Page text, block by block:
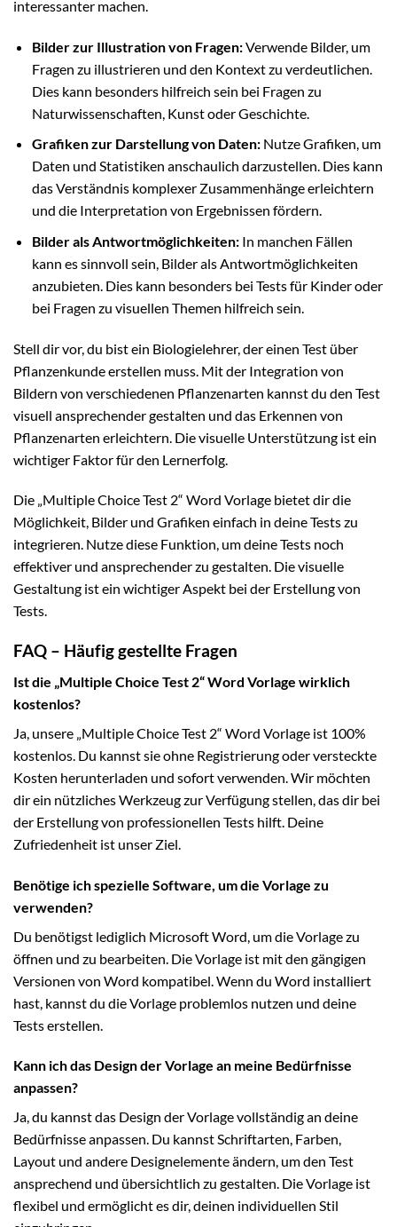
interessanter machen.
Bilder zur Illustration von Fragen:Verwende Bilder, um
Fragen zu illustrieren und den Kontext zu verdeutlichen.
Dies kann besonders hilfreich sein bei Fragen zu
Naturwissenschaften, Kunst oder Geschichte.
Grafiken zur Darstellung von Daten:Nutze Grafiken, um
Daten und Statistiken anschaulich darzustellen. Dies kann
das Verständnis komplexer Zusammenhänge erleichtern
und die Interpretation von Ergebnissen fördern.
Bilder als Antwortmöglichkeiten:In manchen Fällen
kann es sinnvoll sein, Bilder als Antwortmöglichkeiten
anzubieten. Dies kann besonders bei Tests für Kinder oder
bei Fragen zu visuellen Themen hilfreich sein.
Stell dir vor, du bist ein Biologielehrer, der einen Test über
Pflanzenkunde erstellen muss. Mit der Integration von
Bildern von verschiedenen Pflanzenarten kannst du den Test
visuell ansprechender gestalten und das Erkennen von
Pflanzenarten erleichtern. Die visuelle Unterstützung ist ein
wichtiger Faktor für den Lernerfolg.
Die „Multiple Choice Test 2“ Word Vorlage bietet dir die
Möglichkeit, Bilder und Grafiken einfach in deine Tests zu
integrieren. Nutze diese Funktion, um deine Tests noch
effektiver und ansprechender zu gestalten. Die visuelle
Gestaltung ist ein wichtiger Aspekt bei der Erstellung von
Tests.
FAQ – Häufig gestellte Fragen
Ist die „Multiple Choice Test 2“ Word Vorlage wirklich
kostenlos?
Ja, unsere „Multiple Choice Test 2“ Word Vorlage ist 100%
kostenlos. Du kannst sie ohne Registrierung oder versteckte
Kosten herunterladen und sofort verwenden. Wir möchten
dir ein nützliches Werkzeug zur Verfügung stellen, das dir bei
der Erstellung von professionellen Tests hilft. Deine
Zufriedenheit ist unser Ziel.
Benötige ich spezielle Software, um die Vorlage zu
verwenden?
Du benötigst lediglich Microsoft Word, um die Vorlage zu
öffnen und zu bearbeiten. Die Vorlage ist mit den gängigen
Versionen von Word kompatibel. Wenn du Word installiert
hast, kannst du die Vorlage problemlos nutzen und deine
Tests erstellen.
Kann ich das Design der Vorlage an meine Bedürfnisse
anpassen?
Ja, du kannst das Design der Vorlage vollständig an deine
Bedürfnisse anpassen. Du kannst Schriftarten, Farben,
Layout und andere Designelemente ändern, um den Test
ansprechend und übersichtlich zu gestalten. Die Vorlage ist
flexibel und ermöglicht es dir, deinen individuellen Stil